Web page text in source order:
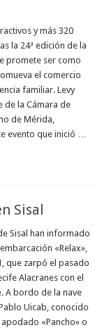
y más 320
la 24ª edición de la
promete ser como
el comercio
familiar. Levy
de la Cámara de
de Mérida,
evento que inició …
Sisal
Sisal han informado
«Relax»,
que zarpó el pasado
Alacranes con el
A bordo de la nave
Uicab, conocido
«Pancho» o